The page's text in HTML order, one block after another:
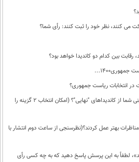
می کنند، نظر خود را ثبت کنند: رأی شما؟
رقابت بین کدام دو کاندیدا خواهد بود؟
در انتخابات ریاست جمهوری؟
کاندیداهای "پوششی" و پیش بینی شما از کاندیداهای "نهایی"؟ (امکان انتخاب 2 گزینه را
بهتر عمل کردند؟(نظرسنجی از ساعت دوم انتشار با
لطفاً به این پرسش پاسخ دهید که به چه کسی رأی